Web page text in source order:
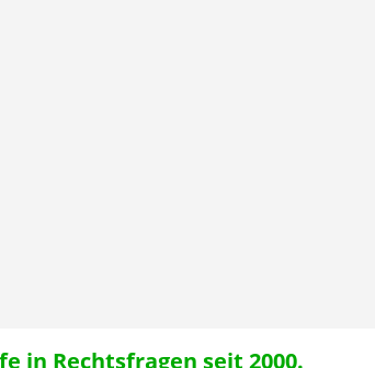
in Rechtsfragen seit 2000.